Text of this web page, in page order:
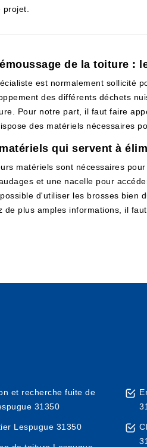
de la toiture :
est normalement sollicité
des différents déchets
Pour notre part, il faut faire
des matériels nécessaires
qui servent à
matériels sont nécessaires
et une nacelle pour
d'utiliser les brosses bien
de plus amples informations, il
et recherche fuite de
31350
Lespugue 31350